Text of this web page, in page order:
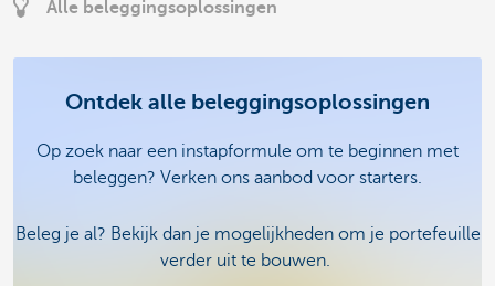
Alle beleggingsoplossingen
Ontdek alle beleggingsoplossingen
Op zoek naar een instapformule om te beginnen met
beleggen? Verken ons aanbod voor starters.
Beleg je al? Bekijk dan je mogelijkheden om je portefeuille
verder uit te bouwen.